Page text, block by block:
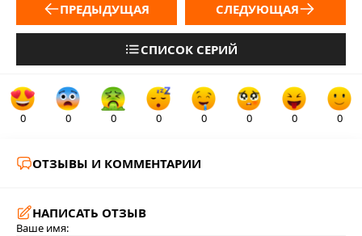
ПРЕДЫДУЩАЯ
СПИСОК СЕРИЙ
СЛЕДУЮЩАЯ
0 0 0 0 0 0 0 0
ОТЗЫВЫ И КОММЕНТАРИИ
НАПИСАТЬ ОТЗЫВ
Ваше имя: